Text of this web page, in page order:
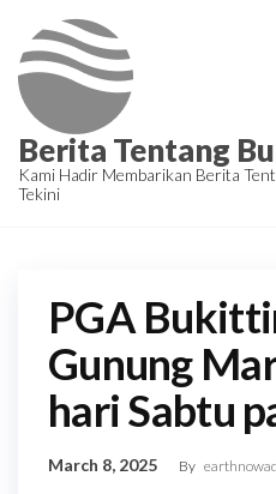
the
content
Berita Tentang
Kami Hadir Membarikan Berita
Tekini
PGA
Gunung
hari Sabtu
March 8, 2025 By